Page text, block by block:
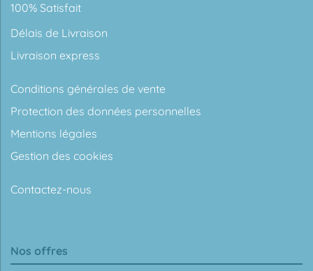
100% Satisfait
Délais de Livraison
Livraison express
Conditions générales de vente
Protection des données personnelles
Mentions légales
Gestion des cookies
Contactez-nous
Nos offres